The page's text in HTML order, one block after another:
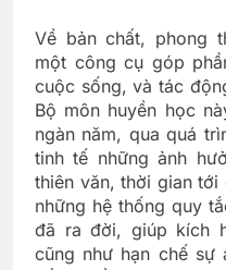
Về bản chất, phong
một công cụ góp
cuộc sống, và tác
Bộ môn huyền học
ngàn năm, qua quá
tinh tế những ảnh
thiên văn, thời gian
những hệ thống quy
đã ra đời, giúp kích
cũng như hạn chế sự